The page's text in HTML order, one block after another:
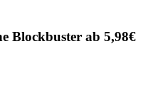
Blockbuster ab 5,98€